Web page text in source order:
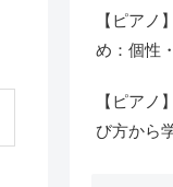
【ピアノ
め：個性
【ピアノ
び方から